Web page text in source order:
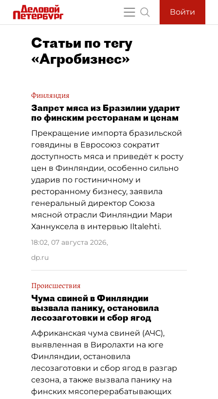
Войти
Статьи по тегу
«Агробизнес»
Финляндия
Запрет мяса из Бразилии ударит
по финским ресторанам и ценам
Прекращение импорта бразильской
говядины в Евросоюз сократит
доступность мяса и приведёт к росту
цен в Финляндии, особенно сильно
ударив по гостиничному и
ресторанному бизнесу, заявила
генеральный директор Союза
мясной отрасли Финляндии Мари
Ханнуксела в интервью Iltalehti.
18:02, 07 августа 2026,
dp.ru
Происшествия
Чума свиней в Финляндии
вызвала панику, остановила
лесозаготовки и сбор ягод
Африканская чума свиней (АЧС),
выявленная в Виролахти на юге
Финляндии, остановила
лесозаготовки и сбор ягод в разгар
сезона, а также вызвала панику на
финских мясоперерабатывающих